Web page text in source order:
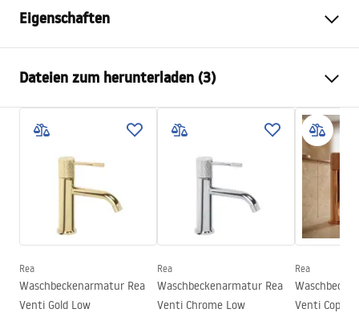
Eigenschaften
Montageart
Standarmatur
Farbe
Gebürstetes Kupfer
Auslaufart
Feststehend
Material
Messing
Auslauf Reichweite
mm
Beschichtungstechnologie
PVD
Anschuss Durchmesser
Garantie
5 jahre
Dateien zum herunterladen (3)
Garantiebedingungen
Montageanleitung
faucet.pdf
Sicherheitsinformationen
Rea
Waschbeckenarmatur Rea
Venti Gold Low
Rea
Waschbeckenarmatur Rea
Venti Chrome Low
Rea
Venti Copper